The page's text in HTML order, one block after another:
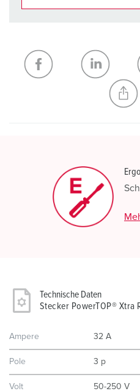
Meine Liste (0)
NEUE LISTE
Technische Daten
Stecker PowerTOP® Xtra
Ampere 32 A
Pole 3 p
Volt 50-250 V